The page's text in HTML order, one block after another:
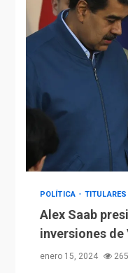
POLÍTICA TITULARES
Alex Saab
inversiones de
enero 15, 2024